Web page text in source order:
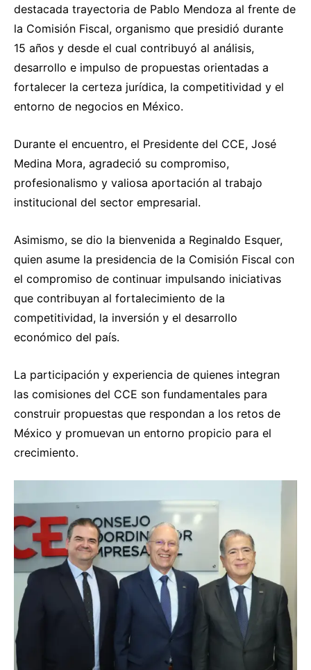
destacada trayectoria de Pablo Mendoza al frente de
la Comisión Fiscal, organismo que presidió durante
15 años y desde el cual contribuyó al análisis,
desarrollo e impulso de propuestas orientadas a
fortalecer la certeza jurídica, la competitividad y el
entorno de negocios en México.
Durante el encuentro, el Presidente del CCE, José
Medina Mora, agradeció su compromiso,
profesionalismo y valiosa aportación al trabajo
institucional del sector empresarial.
Asimismo, se dio la bienvenida a Reginaldo Esquer,
quien asume la presidencia de la Comisión Fiscal con
el compromiso de continuar impulsando iniciativas
que contribuyan al fortalecimiento de la
competitividad, la inversión y el desarrollo
económico del país.
La participación y experiencia de quienes integran
las comisiones del CCE son fundamentales para
construir propuestas que respondan a los retos de
México y promuevan un entorno propicio para el
crecimiento.